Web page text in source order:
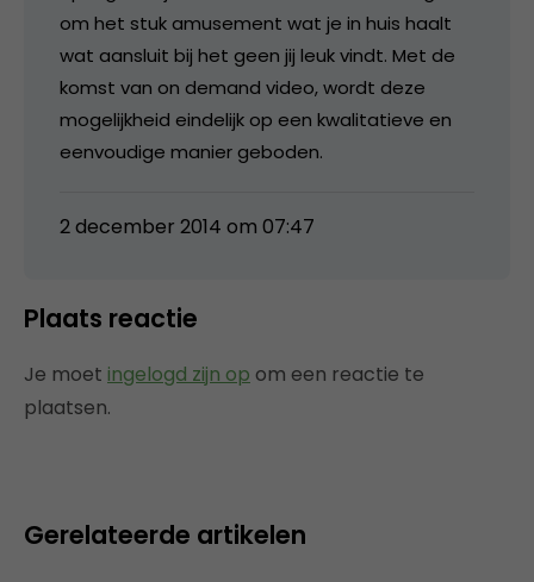
om het stuk amusement wat je in huis haalt
wat aansluit bij het geen jij leuk vindt. Met de
komst van on demand video, wordt deze
mogelijkheid eindelijk op een kwalitatieve en
eenvoudige manier geboden.
2 december 2014 om 07:47
Plaats reactie
Je moet ingelogd zijn op om een reactie te
plaatsen.
Gerelateerde artikelen